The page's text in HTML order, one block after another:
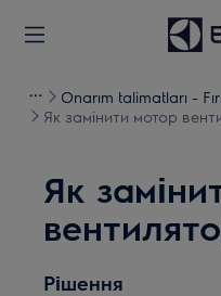
Onarım talimatları -
Як замінити мотор
Як
Рішення